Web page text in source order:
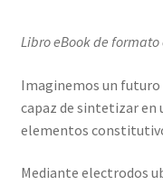
Libro eBook de formato
Imaginemos un futuro
capaz de sintetizar
elementos
Mediante electrodos